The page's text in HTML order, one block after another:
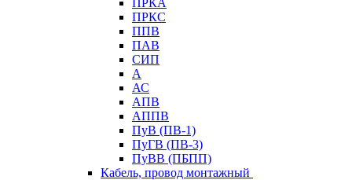
ПРКА
ПРКС
ППВ
ПАВ
СИП
А
АС
АПВ
АППВ
ПуВ (ПВ-1)
ПуГВ (ПВ-3)
ПуВВ (ПБПП)
Кабель, провод монтажный